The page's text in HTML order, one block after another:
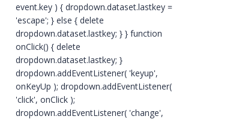
event.key ) { dropdown.dataset.lastkey =
'escape'; } else { delete
dropdown.dataset.lastkey; } } function
onClick() { delete
dropdown.dataset.lastkey; }
dropdown.addEventListener( 'keyup',
onKeyUp ); dropdown.addEventListener(
'click', onClick );
dropdown.addEventListener( 'change',